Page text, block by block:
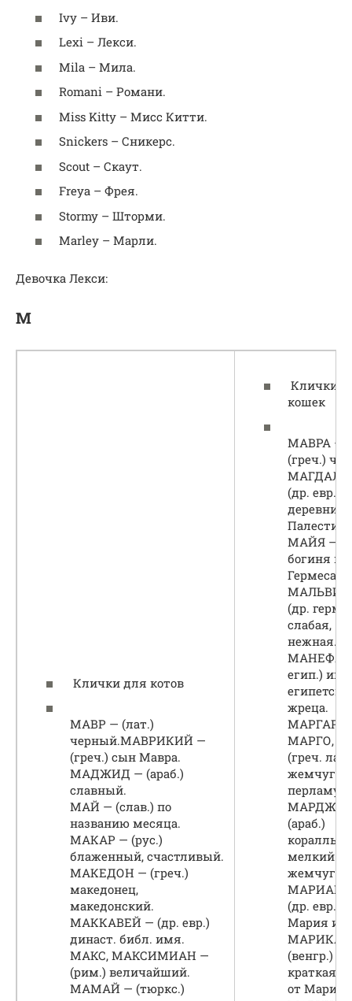
Ivy – Иви.
Lexi – Лекси.
Mila – Мила.
Romani – Романи.
Miss Kitty – Мисс Китти.
Snickers – Сникерс.
Scout – Скаут.
Freya – Фрея.
Stormy – Шторми.
Marley – Марли.
Девочка Лекси:
М
Клички для котов
МАВР — (лат.)
черный.МАВРИКИЙ —
(греч.) сын Мавра.
МАДЖИД — (араб.)
славный.
МАЙ — (слав.) по
названию месяца.
МАКАР — (рус.)
блаженный, счастливый.
МАКЕДОН — (греч.)
македонец,
македонский.
МАККАВЕЙ — (др. евр.)
династ. библ. имя.
МАКС, МАКСИМИАН —
(рим.) величайший.
МАМАЙ — (тюркс.)
Клички
кошек
МАВРА —
(греч.)
(др. евр.)
деревни в
МАЙЯ —
богиня
Гермеса.
(др. герм.)
слабая,
нежная.
МАНЕФА
егип.) имя
жреца.
МАРГО,
(греч.
жемчуг,
(араб.)
кораллы,
мелкий
жемчуг.
(др. евр.)
Мария и
МАРИКА
(венгр.)
краткая
от Мария